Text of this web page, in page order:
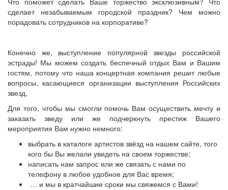
сделает незабываемым городской праздник? Чем можно
порадовать сотрудников на корпоративе?
Конечно же, выступление популярной звезды российской
эстрады! Мы можем создать беспечный отдых Вам и Вашим
гостям, потому что наша концертная компания решит любые
вопросы, касающиеся организации выступления Российских
звезд.
Для того, чтобы мы смогли помочь Вам осуществить мечту и
заказать зведу или же подчеркнуть престиж Вашего
мероприятия Вам нужно немного:
выбрать в каталоге артистов звёзд на нашем сайте, того
кого бы Вы желали увидеть на своем торжестве;
написать нам запрос или же связать с нами по
телефону в любое удобное для Вас время;
… и мы в кратчайшие сроки мы свяжемся с Вами!